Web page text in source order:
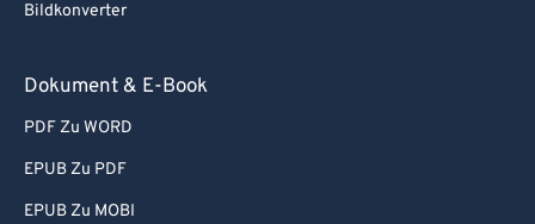
Bildkonverter
Dokument & E-Book
PDF Zu WORD
EPUB Zu PDF
EPUB Zu MOBI